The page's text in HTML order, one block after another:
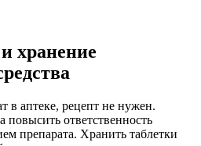
хранение
в аптеке, рецепт не нужен.
повысить ответственность
препарата. Хранить таблетки